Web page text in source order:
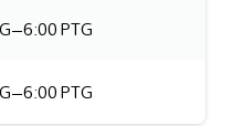
PTG
PTG